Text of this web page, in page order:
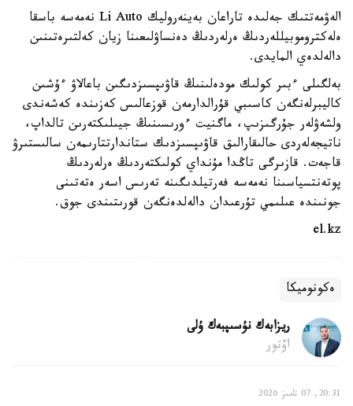
الەۋمەتتىك جەلىدە تاراعان بەينەروليك Li Auto نەمەسە باسقا
ەلەكتروموبيللەردىڭ ەرلەردىڭ دەنساۋلىعىنا زيان كەلتىرەتىنىن
دالەلدەي المايدى.
بەلگىلى ءبىر كولىك مودەلىنىڭ قاۋىپسىزدىگىن باعالاۋ ءۇشىن
كاليبرلەنگەن كاسىبي قۇرالدارمەن قوزعالىس كەزىندە كەشەندى
ولشەۋلەر جۇرگىزىپ، ماگنيت ءورىسىنىڭ جيىلىكتەرىن تالداپ،
ناتيجەلەردى حالىقارالىق قاۋىپسىزدىك ستاندارتتارىمەن سالىستىرۋ
قاجەت. قازىرگى تاڭدا مۇنداي كولىكتەردىڭ ەرلەردىڭ
پوتەنتسياسىنا نەمەسە فەرتيلدىگىنە تەرىس اسەر ەتەتىنى
جونىندە عىلىمي تۇرعىدان دالەلدەنگەن قورىتىندى جوق.
el.kz
ەكونوميكا
ريزابەك نۇسىپبەك ۇلى
اۆتور
20:31, 07 تامىز 2026